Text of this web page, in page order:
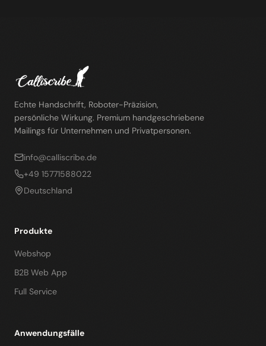
Echte Handschrift, Roboter-Präzision,
persönliche Wirkung. Premium handgeschriebene
Mailings für Unternehmen und Privatpersonen.
info@calliscribe.de
+49 15771588022
Deutschland
Produkte
Webshop
B2B Web App
Full Service
Anwendungsfälle